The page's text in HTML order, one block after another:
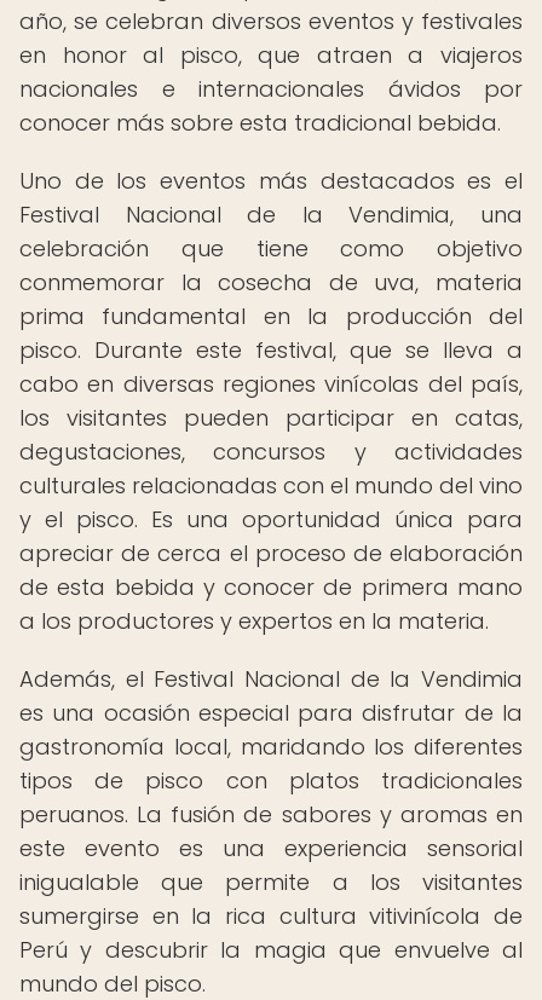
año, se celebran diversos eventos y festivales
en honor al pisco, que atraen a viajeros
nacionales e internacionales ávidos por
conocer más sobre esta tradicional bebida.
Uno de los eventos más destacados es el
Festival Nacional de la Vendimia, una
celebración que tiene como objetivo
conmemorar la cosecha de uva, materia
prima fundamental en la producción del
pisco. Durante este festival, que se lleva a
cabo en diversas regiones vinícolas del país,
los visitantes pueden participar en catas,
degustaciones, concursos y actividades
culturales relacionadas con el mundo del vino
y el pisco. Es una oportunidad única para
apreciar de cerca el proceso de elaboración
de esta bebida y conocer de primera mano
a los productores y expertos en la materia.
Además, el Festival Nacional de la Vendimia
es una ocasión especial para disfrutar de la
gastronomía local, maridando los diferentes
tipos de pisco con platos tradicionales
peruanos. La fusión de sabores y aromas en
este evento es una experiencia sensorial
inigualable que permite a los visitantes
sumergirse en la rica cultura vitivinícola de
Perú y descubrir la magia que envuelve al
mundo del pisco.